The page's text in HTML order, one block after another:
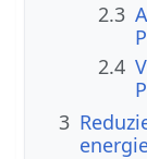
2.3
2.4
3